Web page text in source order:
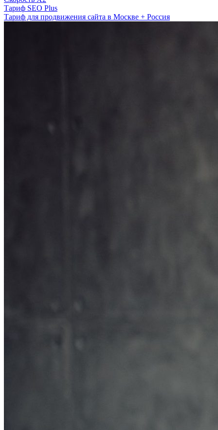
Тариф SEO Plus
Тариф для продвижения сайта в Москве + Россия